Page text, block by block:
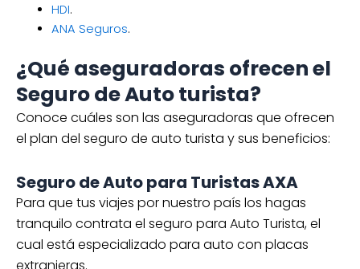
HDI.
ANA Seguros.
¿Qué aseguradoras ofrecen el
Seguro de Auto turista?
Conoce cuáles son las aseguradoras que ofrecen
el plan del seguro de auto turista y sus beneficios:
Seguro de Auto para Turistas AXA
Para que tus viajes por nuestro país los hagas
tranquilo contrata el seguro para Auto Turista, el
cual está especializado para auto con placas